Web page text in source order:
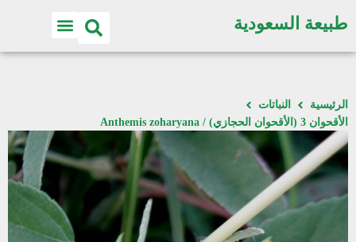
طبيعة السعودية
الرئيسية
النباتات
الأقحوان 3 (الأقحوان الحجازي) / Anthemis zoharyana